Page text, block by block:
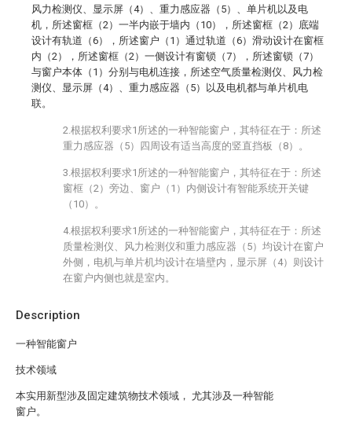
Description
一种智能窗户
技术领域
本实用新型涉及固定建筑物技术领域， 尤其涉及一种智能
窗户。
风力检测仪、显示屏（4）、重力感应器（5）、单片机以及电
机，所述窗框（2）一半内嵌于墙内（10），所述窗框（2）底端
设计有轨道（6），所述窗户（1）通过轨道（6）滑动设计在窗框
内（2），所述窗框（2）一侧设计有窗锁（7），所述窗锁（7）
与窗户本体（1）分别与电机连接，所述空气质量检测仪、风力检
测仪、显示屏（4）、重力感应器（5）以及电机都与单片机电
联。
2.根据权利要求1所述的一种智能窗户，其特征在于：所述
重力感应器（5）四周设有适当高度的竖直挡板（8）。
3.根据权利要求1所述的一种智能窗户，其特征在于：所述
窗框（2）旁边、窗户（1）内侧设计有智能系统开关键
（10）。
4.根据权利要求1所述的一种智能窗户，其特征在于：所述
质量检测仪、风力检测仪和重力感应器（5）均设计在窗户
外侧，电机与单片机均设计在墙壁内，显示屏（4）则设计
在窗户内侧也就是室内。